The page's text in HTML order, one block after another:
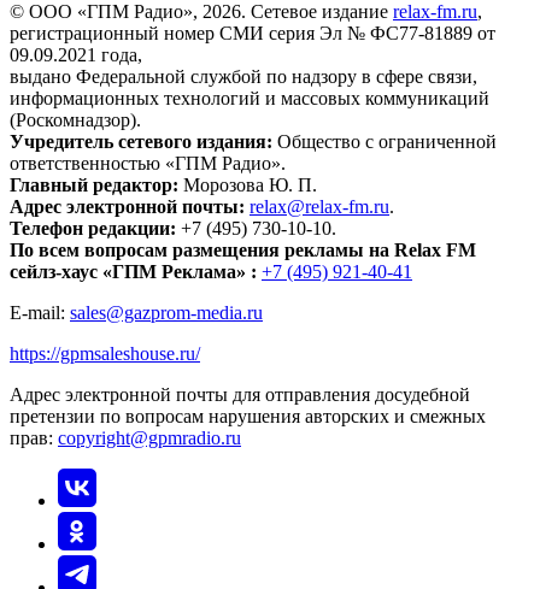
© ООО «ГПМ Радио», 2026. Сетевое издание relax-fm.ru,
регистрационный номер СМИ серия Эл № ФС77-81889 от
09.09.2021 года,
выдано Федеральной службой по надзору в сфере связи,
информационных технологий и массовых коммуникаций
(Роскомнадзор).
Учредитель сетевого издания: Общество с ограниченной
ответственностью «ГПМ Радио».
Главный редактор: Морозова Ю. П.
Адрес электронной почты: relax@relax-fm.ru.
Телефон редакции: +7 (495) 730-10-10.
По всем вопросам размещения рекламы на Relax FM
сейлз-хаус «ГПМ Реклама» : +7 (495) 921-40-41
E-mail: sales@gazprom-media.ru
https://gpmsaleshouse.ru/
Адрес электронной почты для отправления досудебной
претензии по вопросам нарушения авторских и смежных
прав: copyright@gpmradio.ru